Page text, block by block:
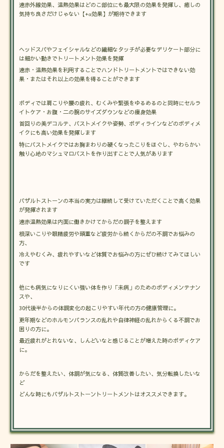
遠赤外線効果、温熱効果はどのこ部位にも最大限の効果を発揮し、癒しの
気持ち良さだけじゃない【+α効果】が期待できます
ヘッドスパやフェイシャルなどの繊細なタッチが必要なデリケート部分に
は細かい動きでトリートメント効果を発揮
遠赤・温熱効果を利用することでハンドトリートメントではできない効
果・またはそれ以上の効果を得ることができます
ボディでは肩こりや腰の疲れ、むくみや緊張をゆるめるのと同時にセルラ
イトケア・お腹・二の腕のサイズダウンなどの痩身効果
首回りの美デコルテ、バストメイクや姿勢、ボディラインなどのボディメ
イクにも高い効果を発揮します
特にバストメイクではお胸まわりの硬くなったこりをほぐし、やわらかい
触り心地のマシュマロバストを作り出すことで人気があります
バザルトストーンの本当の実力は継続して受けていただくことで高く効果
が発揮されます
遠赤温熱効果は内面に働きかけてからだの調子を整えます
根深いこりや眼精疲労や頭重など疲労から続くからだの不調でお悩みの
方、
冷えやむくみ、疲れやすいなど体質でお悩みの方にぜひ続けてみてほしい
です
他にも病気になりにくい強い体を作り「未病」のためのボディメンテナン
スや、
30代後半からの体調変化の起こりやすい年代の方の健康管理に。
更年期などのホルモンバランスの乱れや自律神経の乱れからくる不調でお
困りの方に。
最近疲れがとれないな、しんどいなと感じることが増えた時のボディケア
に。
からだを整えたい、体調が気になる、体質改善したい、気分転換したいな
ど
どんな時にもバザルトストーントリートメントはオススメできます。